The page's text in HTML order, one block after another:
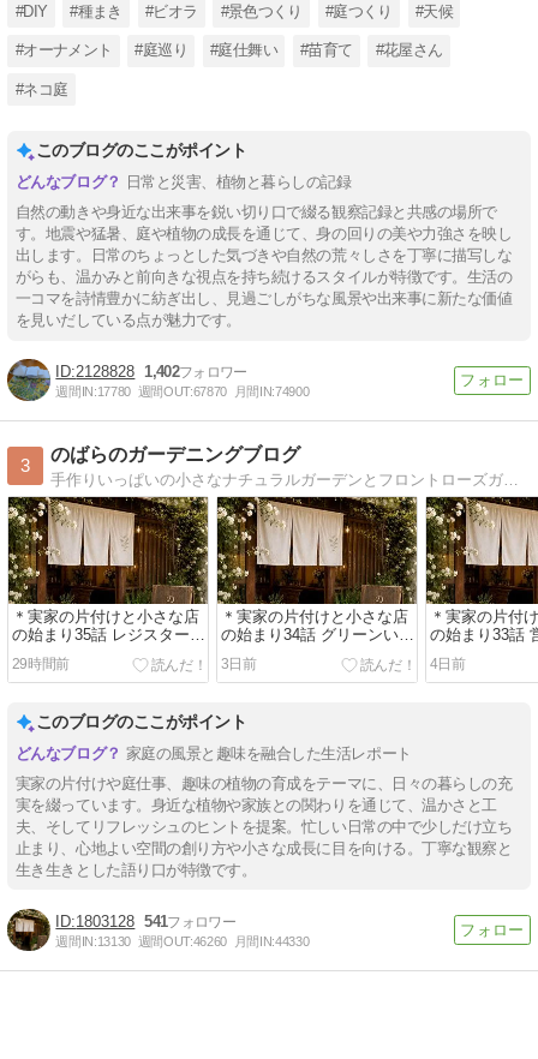
#DIY #種まき #ビオラ #景色つくり #庭つくり #天候
#オーナメント #庭巡り #庭仕舞い #苗育て #花屋さん
#ネコ庭
このブログのここがポイント
日常と災害、植物と暮らしの記録
自然の動きや身近な出来事を鋭い切り口で綴る観察記録と共感の場所で
す。地震や猛暑、庭や植物の成長を通じて、身の回りの美や力強さを映し
出します。日常のちょっとした気づきや自然の荒々しさを丁寧に描写しな
がらも、温かみと前向きな視点を持ち続けるスタイルが特徴です。生活の
一コマを詩情豊かに紡ぎ出し、見過ごしがちな風景や出来事に新たな価値
を見いだしている点が魅力です。
2128828 1,402
週間IN:17780 週間OUT:67870 月間IN:74900
3
のばらのガーデニングブログ
手作りいっぱいの小さなナチュラルガーデンとフロントローズガーデンﾟ･*:.｡.そして可愛い犬猫日記と日々のことを綴りますﾟ･*:.｡.
＊実家の片付けと小さな店
の始まり35話 レジスター問
題とコースター作り
29時間前
＊実家の片付けと小さな店
の始まり34話 グリーンいっ
ぱいの店内にしたいから
3日前
＊実家の片付
の始まり33話
定に伴い天窓
4日前
このブログのここがポイント
家庭の風景と趣味を融合した生活レポート
実家の片付けや庭仕事、趣味の植物の育成をテーマに、日々の暮らしの充
実を綴っています。身近な植物や家族との関わりを通じて、温かさと工
夫、そしてリフレッシュのヒントを提案。忙しい日常の中で少しだけ立ち
止まり、心地よい空間の創り方や小さな成長に目を向ける。丁寧な観察と
生き生きとした語り口が特徴です。
1803128 541
週間IN:13130 週間OUT:46260 月間IN:44330